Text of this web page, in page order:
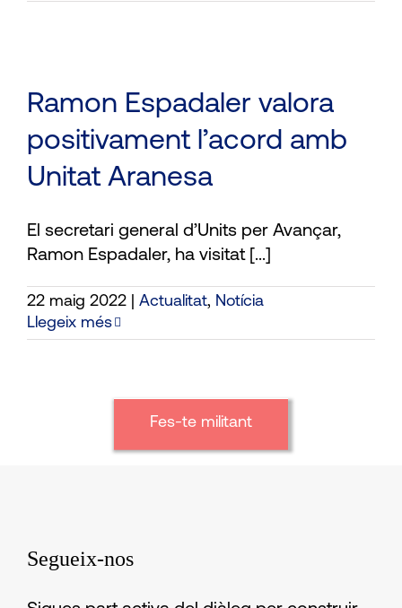
Ramon Espadaler valora
positivament l’acord amb
Unitat Aranesa
El secretari general d’Units per Avançar,
Ramon Espadaler, ha visitat [...]
22 maig 2022 Actualitat, Notícia
Llegeix més
Fes-te militant
Segueix-nos